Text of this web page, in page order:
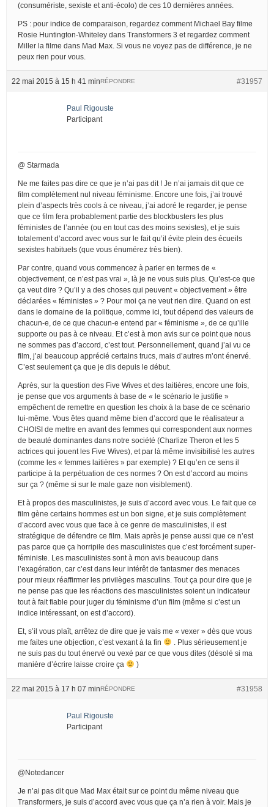
(consumériste, sexiste et anti-écolo) de ces 10 dernières années.
PS : pour indice de comparaison, regardez comment Michael Bay filme
Rosie Huntington-Whiteley dans Transformers 3 et regardez comment
Miller la filme dans Mad Max. Si vous ne voyez pas de différence, je ne
peux rien pour vous.
22 mai 2015 à 15 h 41 min #31957
RÉPONDRE
Paul Rigouste
Participant
@ Starmada
Ne me faites pas dire ce que je n’ai pas dit ! Je n’ai jamais dit que ce
film complètement nul niveau féminisme. Encore une fois, j’ai trouvé
plein d’aspects très cools à ce niveau, j’ai adoré le regarder, je pense
que ce film fera probablement partie des blockbusters les plus
féministes de l’année (ou en tout cas des moins sexistes), et je suis
totalement d’accord avec vous sur le fait qu’il évite plein des écueils
sexistes habituels (que vous énumérez très bien).
Par contre, quand vous commencez à parler en termes de «
objectivement, ce n’est pas vrai », là je ne vous suis plus. Qu’est-ce que
ça veut dire ? Qu’il y a des choses qui peuvent « objectivement » être
déclarées « féministes » ? Pour moi ça ne veut rien dire. Quand on est
dans le domaine de la politique, comme ici, tout dépend des valeurs de
chacun-e, de ce que chacun-e entend par « féminisme », de ce qu’ille
supporte ou pas à ce niveau. Et c’est à mon avis sur ce point que nous
ne sommes pas d’accord, c’est tout. Personnellement, quand j’ai vu ce
film, j’ai beaucoup apprécié certains trucs, mais d’autres m’ont énervé.
C’est seulement ça que je dis depuis le début.
Après, sur la question des Five Wives et des laitières, encore une fois,
je pense que vos arguments à base de « le scénario le justifie »
empêchent de remettre en question les choix à la base de ce scénario
lui-même. Vous êtes quand même bien d’accord que le réalisateur a
CHOISI de mettre en avant des femmes qui correspondent aux normes
de beauté dominantes dans notre société (Charlize Theron et les 5
actrices qui jouent les Five Wives), et par là même invisibilisé les autres
(comme les « femmes laitières » par exemple) ? Et qu’en ce sens il
participe à la perpétuation de ces normes ? On est d’accord au moins
sur ça ? (même si sur le male gaze non visiblement).
Et à propos des masculinistes, je suis d’accord avec vous. Le fait que ce
film gène certains hommes est un bon signe, et je suis complètement
d’accord avec vous que face à ce genre de masculinistes, il est
stratégique de défendre ce film. Mais après je pense aussi que ce n’est
pas parce que ça horripile des masculinistes que c’est forcément super-
féministe. Les masculinistes sont à mon avis beaucoup dans
l’exagération, car c’est dans leur intérêt de fantasmer des menaces
pour mieux réaffirmer les privilèges masculins. Tout ça pour dire que je
ne pense pas que les réactions des masculinistes soient un indicateur
tout à fait fiable pour juger du féminisme d’un film (même si c’est un
indice intéressant, on est d’accord).
Et, s’il vous plaît, arrêtez de dire que je vais me « vexer » dès que vous
me faites une objection, c’est vexant à la fin
. Plus sérieusement je
ne suis pas du tout énervé ou vexé par ce que vous dites (désolé si ma
manière d’écrire laisse croire ça
)
22 mai 2015 à 17 h 07 min #31958
RÉPONDRE
Paul Rigouste
Participant
@Notedancer
Je n’ai pas dit que Mad Max était sur ce point du même niveau que
Transformers, je suis d’accord avec vous que ça n’a rien à voir. Mais je